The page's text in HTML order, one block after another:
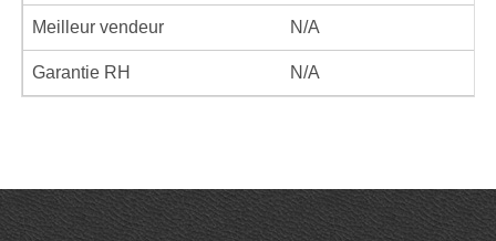
Meilleur vendeur N/A
Garantie RH N/A